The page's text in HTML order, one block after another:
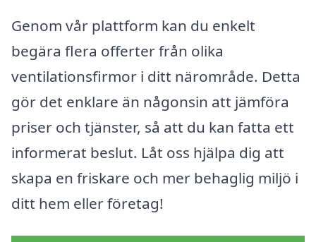
Genom vår plattform kan du enkelt
begära flera offerter från olika
ventilationsfirmor i ditt närområde. Detta
gör det enklare än någonsin att jämföra
priser och tjänster, så att du kan fatta ett
informerat beslut. Låt oss hjälpa dig att
skapa en friskare och mer behaglig miljö i
ditt hem eller företag!